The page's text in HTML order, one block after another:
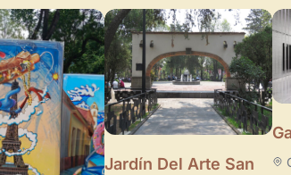
Jardín Del Arte San